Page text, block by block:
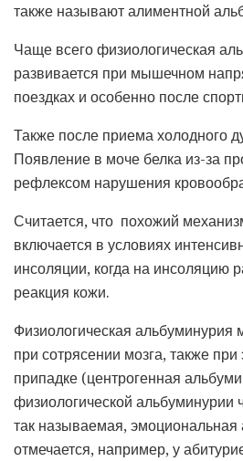
также называют алиментной
Чаще всего физиологическая
развивается при мышечном
поездках и особенно после
Также после приема холодного
Появление в моче белка из-за
рефлексом нарушения
Считается, что похожий
включается в условиях
инсоляции, когда на инсоляцию
реакция кожи.
Физиологическая альбуминурия
при сотрясении мозга, также
припадке (центрогенная
физиологической альбуминурии
так называемая, эмоциональная
отмечается, например, у